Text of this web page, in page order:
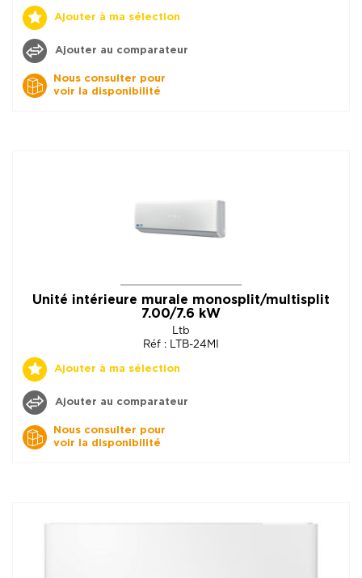
Ajouter à ma sélection
Ajouter au comparateur
Nous consulter pour
voir la disponibilité
Unité intérieure murale monosplit/multisplit
7.00/7.6 kW
Ltb
Réf : LTB-24MI
Ajouter à ma sélection
Ajouter au comparateur
Nous consulter pour
voir la disponibilité